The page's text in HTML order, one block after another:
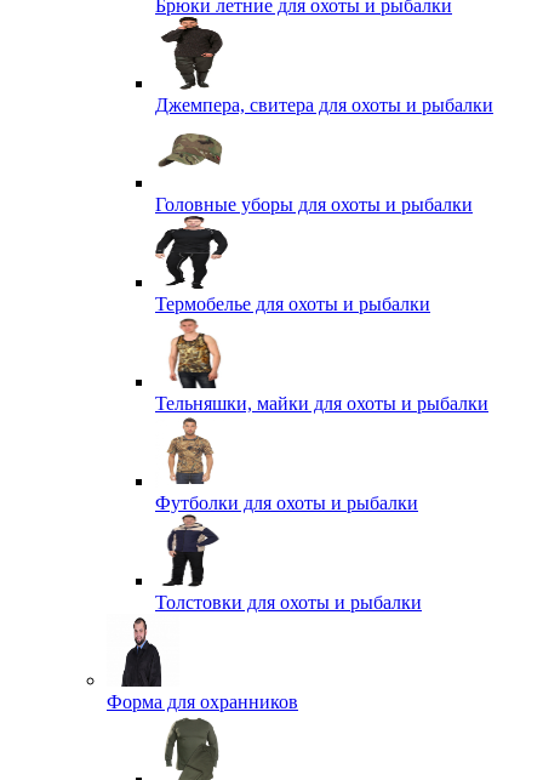
Брюки летние для охоты и рыбалки
Джемпера, свитера для охоты и рыбалки
Головные уборы для охоты и рыбалки
Термобелье для охоты и рыбалки
Тельняшки, майки для охоты и рыбалки
Футболки для охоты и рыбалки
Толстовки для охоты и рыбалки
Форма для охранников